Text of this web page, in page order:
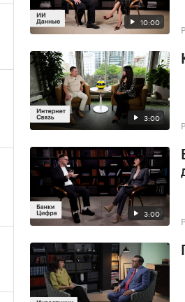
10:00
3:00
3:00